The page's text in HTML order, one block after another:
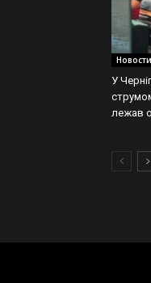
У
лежав